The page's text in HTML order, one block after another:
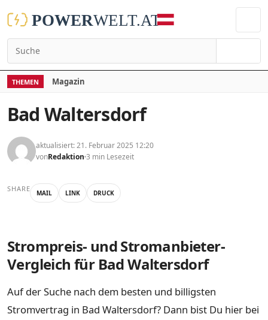
THEMEN Magazin
Bad Waltersdorf
aktualisiert: 21. Februar 2025 12:20
vonRedaktion 3 min Lesezeit
SHARE MAIL LINK DRUCK
Strompreis- und Stromanbieter-
Vergleich für Bad Waltersdorf
Auf der Suche nach dem besten und billigsten
Stromvertrag in Bad Waltersdorf? Dann bist Du hier bei